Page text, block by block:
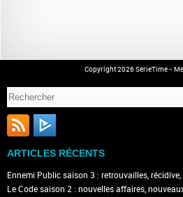
Copyright 2026 SerieTime -
ARTICLES RÉCENTS
Ennemi Public saison 3 : retrouvailles, récidive,
Le Code saison 2 : nouvelles affaires,